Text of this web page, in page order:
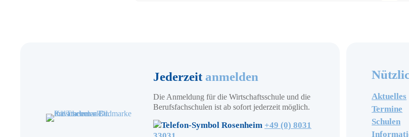
Jederzeit anmelden
Die Anmeldung für die Wirtschaftsschule und die
Berufsfachschulen ist ab sofort jederzeit möglich.
Rosenheim +49 (0) 8031
Aktuelles
Termine
Schulen